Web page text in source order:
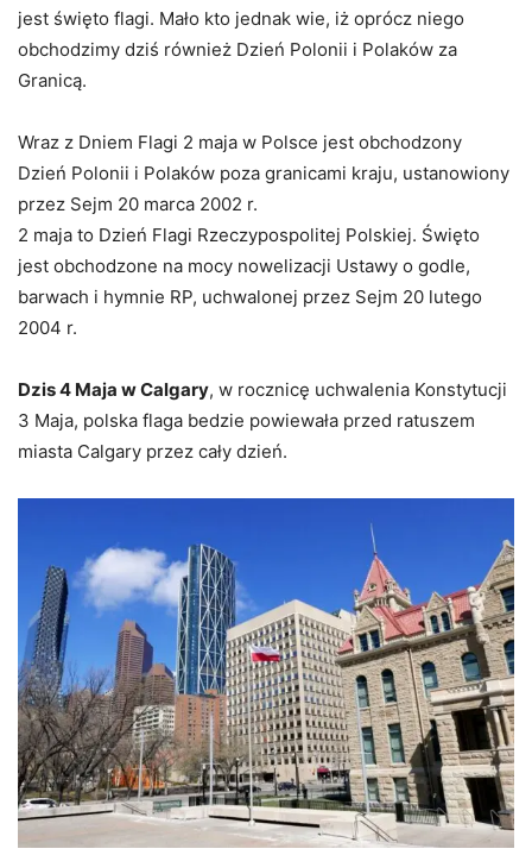
jest święto flagi. Mało kto jednak wie, iż oprócz niego
obchodzimy dziś również Dzień Polonii i Polaków za
Granicą.
Wraz z Dniem Flagi 2 maja w Polsce jest obchodzony
Dzień Polonii i Polaków poza granicami kraju, ustanowiony
przez Sejm 20 marca 2002 r.
2 maja to Dzień Flagi Rzeczypospolitej Polskiej. Święto
jest obchodzone na mocy nowelizacji Ustawy o godle,
barwach i hymnie RP, uchwalonej przez Sejm 20 lutego
2004 r.
Dzis 4 Maja w Calgary, w rocznicę uchwalenia Konstytucji
3 Maja, polska flaga bedzie powiewała przed ratuszem
miasta Calgary przez cały dzień.